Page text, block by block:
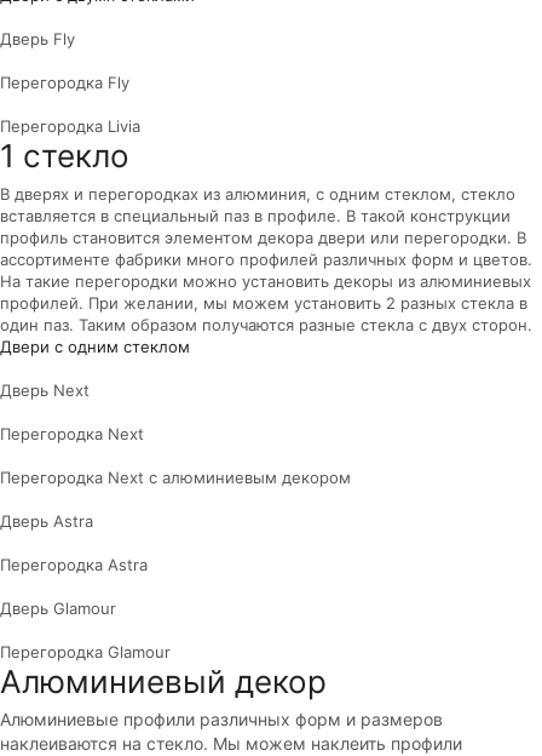
Дверь Fly
Перегородка Fly
Перегородка Livia
1 стекло
В дверях и перегородках из алюминия, с одним стеклом, стекло
вставляется в специальный паз в профиле. В такой конструкции
профиль становится элементом декора двери или перегородки. В
ассортименте фабрики много профилей различных форм и цветов.
На такие перегородки можно установить декоры из алюминиевых
профилей. При желании, мы можем установить 2 разных стекла в
один паз. Таким образом получаются разные стекла с двух сторон.
Двери с одним стеклом
Дверь Next
Перегородка Next
Перегородка Next с алюминиевым декором
Дверь Astra
Перегородка Astra
Дверь Glamour
Перегородка Glamour
Алюминиевый декор
Алюминиевые профили различных форм и размеров
наклеиваются на стекло. Мы можем наклеить профили